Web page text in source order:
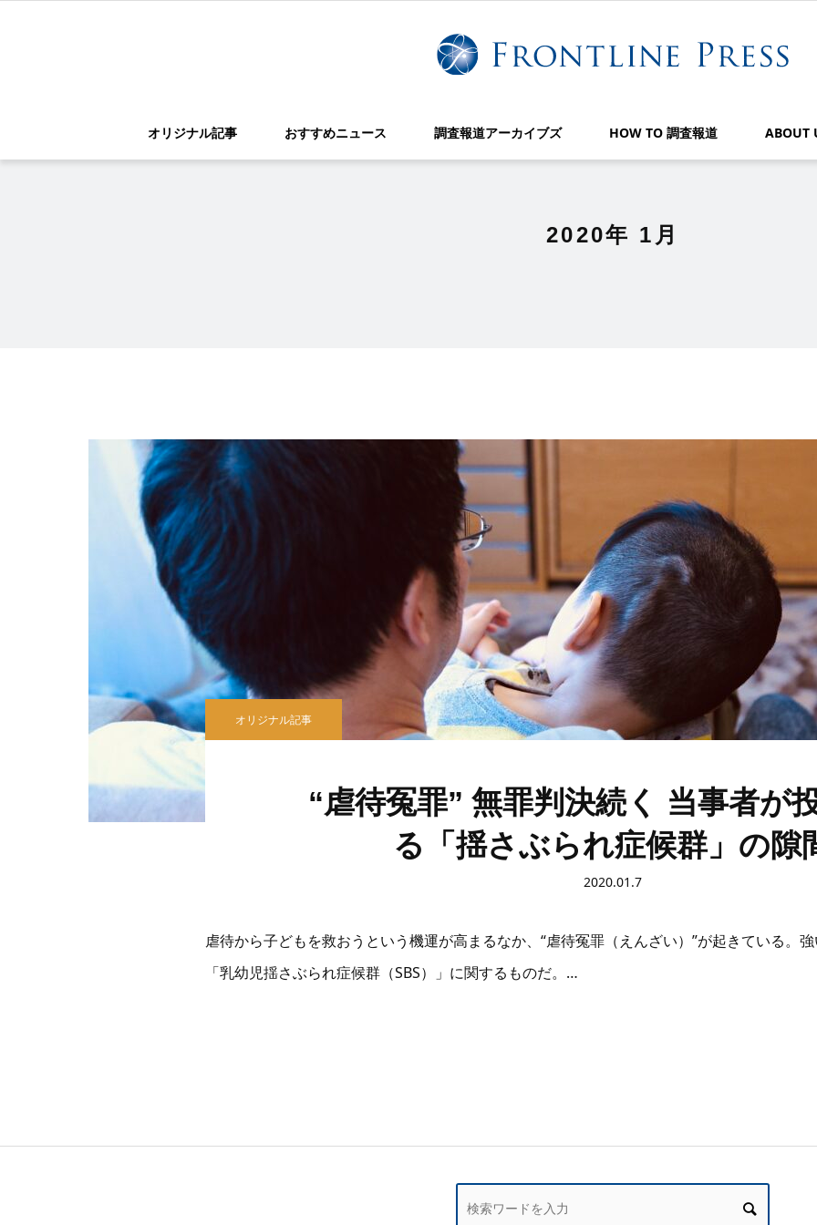
オリジナル記事 おすすめニュース 調査報道アーカイブズ HOW TO 調査報道 ABOUT
2020年 1月
オリジナル記事
“虐待冤罪” 無罪判決続く 当事者が
る「揺さぶられ症候群」の隙
2020.01.7
虐待から子どもを救おうという機運が高まるなか、“虐待冤罪（えんざい）”が起きている。
「乳幼児揺さぶられ症候群（SBS）」に関するものだ。…